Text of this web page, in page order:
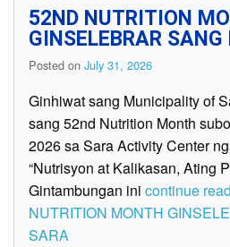
52ND NUTRITION
GINSELEBRAR
Posted on July 31, 2026
Ginhiwat sang Municipality of
sang 52nd Nutrition Month
2026 sa Sara Activity Center
“Nutrisyon at Kalikasan, Ating
Gintambungan ini continue
NUTRITION MONTH
SARA